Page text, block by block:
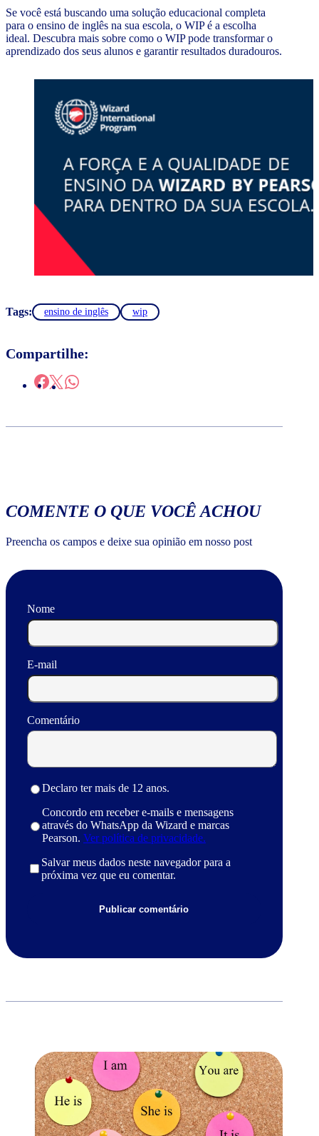
Se você está buscando uma solução educacional completa
para o ensino de inglês na sua escola, o WIP é a escolha
ideal. Descubra mais sobre como o WIP pode transformar o
aprendizado dos seus alunos e garantir resultados duradouros.
Tags: ensino de inglês wip
Compartilhe:
COMENTE O QUE VOCÊ ACHOU
Preencha os campos e deixe sua opinião em nosso post
Nome
E-mail
Comentário
Declaro ter mais de 12 anos.
Concordo em receber e-mails e mensagens
através do WhatsApp da Wizard e marcas
Pearson. Ver política de privacidade.
Salvar meus dados neste navegador para a
próxima vez que eu comentar.